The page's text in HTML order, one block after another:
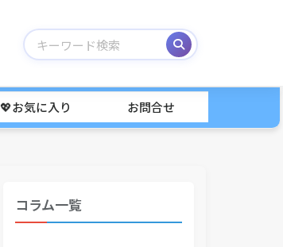
💖お気に入り お問合せ
コラム一覧